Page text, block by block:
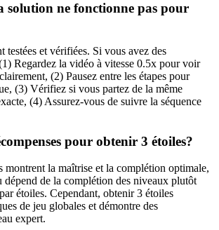
solution ne fonctionne pas pour
testées et vérifiées. Si vous avez des
Regardez la vidéo à vitesse 0.5x pour voir
(2) Pausez entre les étapes pour
(3) Vérifiez si vous partez de la même
(4) Assurez-vous de suivre la séquence
pour obtenir 3 étoiles?
montrent la maîtrise et la complétion optimale,
dépend de la complétion des niveaux plutôt
étoiles. Cependant, obtenir 3 étoiles
de jeu globales et démontre des
expert.